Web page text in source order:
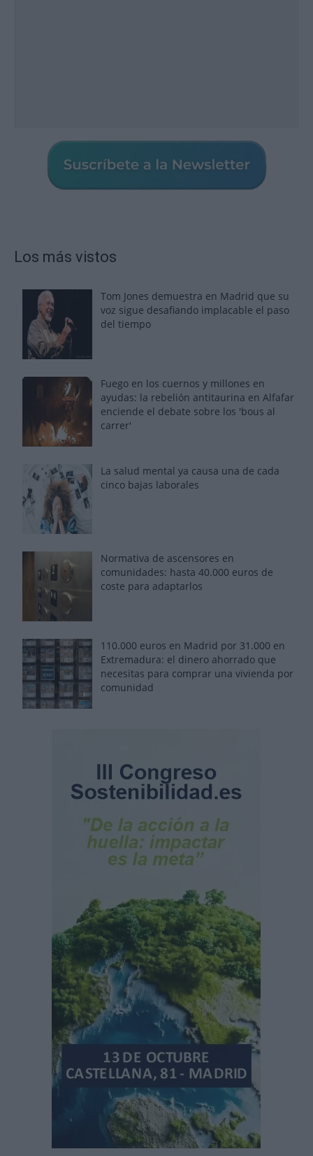
Los más vistos
Tom Jones demuestra en Madrid que su
voz sigue desafiando implacable el paso
del tiempo
Fuego en los cuernos y millones en
ayudas: la rebelión antitaurina en Alfafar
enciende el debate sobre los 'bous al
carrer'
La salud mental ya causa una de cada
cinco bajas laborales
Normativa de ascensores en
comunidades: hasta 40.000 euros de
coste para adaptarlos
110.000 euros en Madrid por 31.000 en
Extremadura: el dinero ahorrado que
necesitas para comprar una vivienda por
comunidad